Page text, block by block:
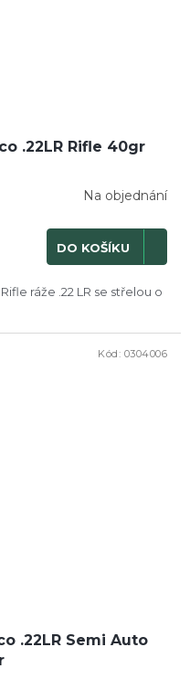
.22LR Rifle 40gr
Na objednání
DO KOŠÍKU
ráže .22 LR se střelou o
.22LR Semi Auto
Kód: 0304006